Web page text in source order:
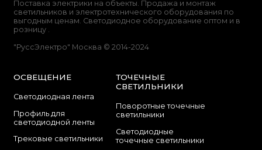
Поставка электрики на объекты. Продажа и монтаж
светильников и электротехнического оборудования по
выгодным ценам. Светодиодное оборудование оптом и в
розницу .
"РуссЭлектро" Москва © 2014-2024
ОСВЕЩЕНИЕ
Светодиодная лента
Профиль для
светодиодной ленты
Трековые светильники
ТОЧЕЧНЫЕ
СВЕТИЛЬНИКИ
Поворотные точечные
светильники
Cветодиодные
точечные светильники